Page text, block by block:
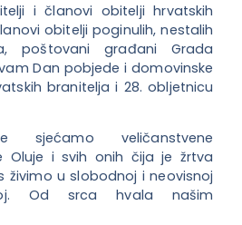
i članovi obitelji hrvatskih
obitelji poginulih, nestalih
poštovani građani Grada
Dan pobjede i domovinske
branitelja i 28. obljetnicu
veličanstvene
Oluje i svih onih čija je žrtva
živimo u slobodnoj i neovisnoj
Od srca hvala našim